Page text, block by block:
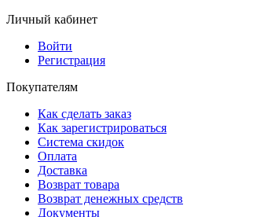
Личный кабинет
Войти
Регистрация
Покупателям
Как сделать заказ
Как зарегистрироваться
Система скидок
Оплата
Доставка
Возврат товара
Возврат денежных средств
Документы